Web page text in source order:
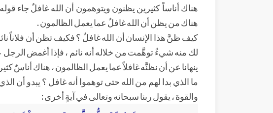
هناك أناساً كثيرين يظنون ويتوهمون أن الله غافلٌ جاء
هناك من يظن أن الله غافلٌ عما يعمل الظالمون .
كيف ظنَّ هذا الإنسان أن الله غافلٌ ؟ فكيف تظن أن فلاناً
لك منه شيءٌ توهَّمت من خلاله أنه نائم ، فإذا أغمض الرجل
ينهانا عن أن نظنَّه غافلاً عما يعمل الظالمون ، هناك أناسٌ
ما الذي بدا لهم من الله حتى توهموا أنه غافل ؟ يبدو أن
والقوة ، يقول ربنا سبحانه وتعالى في آيةٍ أخرى :